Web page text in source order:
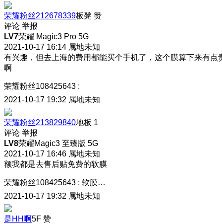
荣耀粉丝212678339板凳 赞
评论 举报
LV7荣耀 Magic3 Pro 5G
2021-10-17 16:14 属地未知
有兴趣，但去上海的费用都能买个手机了，这个膜算下来有点
啊
荣耀粉丝108425643 :
2021-10-17 19:32 属地未知
荣耀粉丝213829840地板 1
评论 举报
LV8荣耀Magic3 至臻版 5G
2021-10-17 16:46 属地未知
额我都是去售后贴免费的软膜
荣耀粉丝108425643 : 软膜…
2021-10-17 19:32 属地未知
是HH啊5F 赞